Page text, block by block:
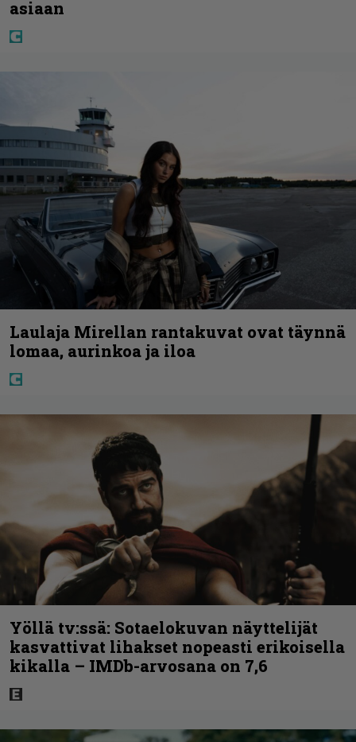
asiaan
Laulaja Mirellan rantakuvat ovat täynnä
lomaa, aurinkoa ja iloa
Yöllä tv:ssä: Sotaelokuvan näyttelijät
kasvattivat lihakset nopeasti erikoisella
kikalla – IMDb-arvosana on 7,6